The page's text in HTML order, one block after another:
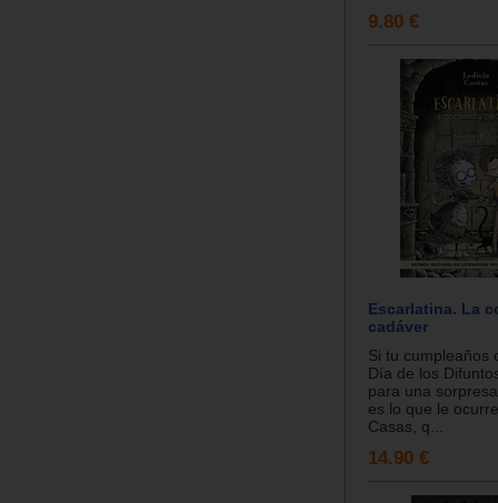
9.80 €
Escarlatina. La
cadáver
Si tu cumpleaños
Día de los
para una
es lo que le
Casas, q...
14.90 €